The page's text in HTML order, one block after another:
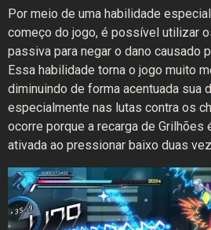
Por meio de uma habilidade
começo do jogo, é possível utilizar
passiva para negar o dano causado
Essa habilidade torna o jogo muito
diminuindo de forma acentuada sua
especialmente nas lutas contra os
ocorre porque a recarga de Grilhões
ativada ao pressionar baixo duas